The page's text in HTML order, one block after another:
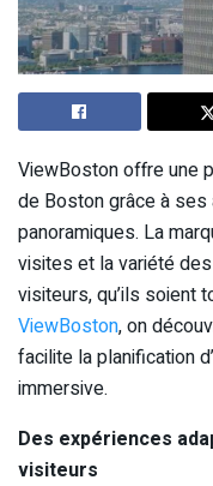
ViewBoston offre une
de Boston grâce à
panoramiques. La
visites et la variété
visiteurs, qu’ils soient
ViewBoston, on
facilite la planification
immersive.
Des expériences
visiteurs